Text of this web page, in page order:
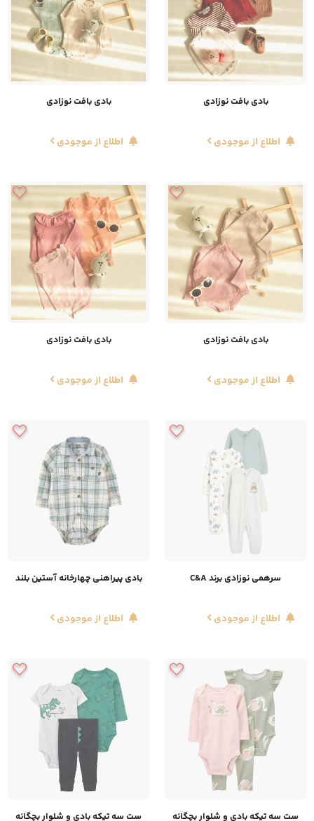
بادی بافت نوزادی
اطلاع از موجودی
بادی بافت نوزادی
اطلاع از موجودی
بادی بافت نوزادی
اطلاع از موجودی
بادی بافت نوزادی
اطلاع از موجودی
سرهمی نوزادی برند C&A
اطلاع از موجودی
​بادی پیراهنی چهارخانه آستین بلند
اطلاع از موجودی
ست سه تیکه بادی و شلوار بچگانه ست سه تیکه بادی و شلوار بچگانه